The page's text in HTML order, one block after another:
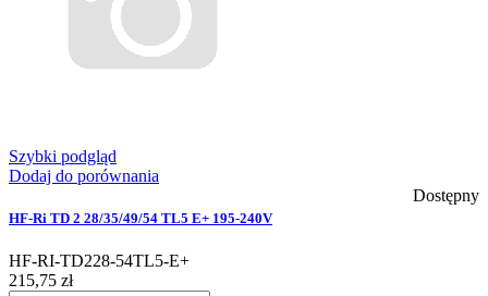
Szybki podgląd
Dodaj do porównania
Dostępny
HF-Ri TD 2 28/35/49/54 TL5 E+ 195-240V
HF-RI-TD228-54TL5-E+
215,75 zł